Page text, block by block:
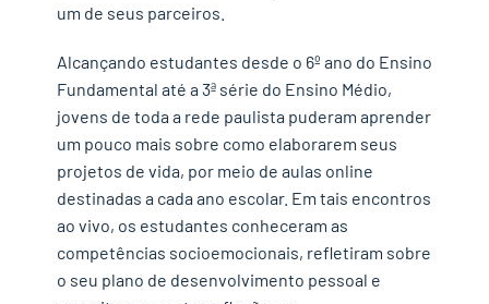
um de seus parceiros.
Alcançando estudantes desde o 6º ano do Ensino
Fundamental até a 3ª série do Ensino Médio,
jovens de toda a rede paulista puderam aprender
um pouco mais sobre como elaborarem seus
projetos de vida, por meio de aulas online
destinadas a cada ano escolar. Em tais encontros
ao vivo, os estudantes conheceram as
competências socioemocionais, refletiram sobre
o seu plano de desenvolvimento pessoal e